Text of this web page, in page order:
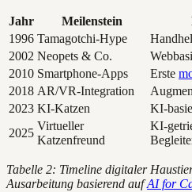
Jahr Meilenstein
1996 Tamagotchi-Hype
2002 Neopets & Co.
2010 Smartphone-Apps Erste
2018 AR/VR-Integration
2023 KI-Katzen
KI-
2025
Virtueller
Katzenfreund
KI-
Tabelle 2: Timeline digitaler
Ausarbeitung basierend aufAI for